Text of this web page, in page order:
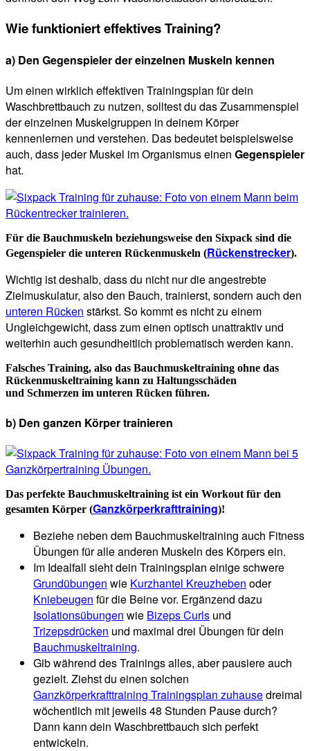
Wie funktioniert effektives Training?
a) Den Gegenspieler der einzelnen Muskeln kennen
Um einen wirklich effektiven Trainingsplan für dein
Waschbrettbauch zu nutzen, solltest du das Zusammenspiel
der einzelnen Muskelgruppen in deinem Körper
kennenlernen und verstehen. Das bedeutet beispielsweise
auch, dass jeder Muskel im Organismus einen Gegenspieler
hat.
Für die Bauchmuskeln beziehungsweise den Sixpack sind die
Gegenspieler die unteren Rückenmuskeln (Rückenstrecker).
Wichtig ist deshalb, dass du nicht nur die angestrebte
Zielmuskulatur, also den Bauch, trainierst, sondern auch den
unteren Rücken stärkst. So kommt es nicht zu einem
Ungleichgewicht, dass zum einen optisch unattraktiv und
weiterhin auch gesundheitlich problematisch werden kann.
Falsches Training, also das Bauchmuskeltraining ohne das
Rückenmuskeltraining kann zu Haltungsschäden
und Schmerzen im unteren Rücken führen.
b) Den ganzen Körper trainieren
Das perfekte Bauchmuskeltraining ist ein Workout für den
gesamten Körper (Ganzkörperkrafttraining)!
Beziehe neben dem Bauchmuskeltraining auch Fitness
Übungen für alle anderen Muskeln des Körpers ein.
Im Idealfall sieht dein Trainingsplan einige schwere
Grundübungen wie Kurzhantel Kreuzheben oder
Kniebeugen für die Beine vor. Ergänzend dazu
Isolationsübungen wie Bizeps Curls und
Trizepsdrücken und maximal drei Übungen für dein
Bauchmuskeltraining.
Gib während des Trainings alles, aber pausiere auch
gezielt. Ziehst du einen solchen
Ganzkörperkrafttraining Trainingsplan zuhausedreimal
wöchentlich mit jeweils 48 Stunden Pause durch?
Dann kann dein Waschbrettbauch sich perfekt
entwickeln.